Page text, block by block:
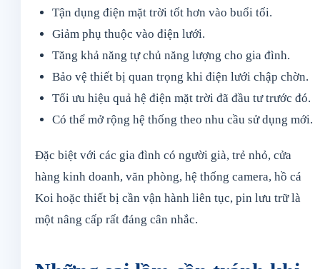
Tận dụng điện mặt trời tốt hơn vào buổi tối.
Giảm phụ thuộc vào điện lưới.
Tăng khả năng tự chủ năng lượng cho gia đình.
Bảo vệ thiết bị quan trọng khi điện lưới chập chờn.
Tối ưu hiệu quả hệ điện mặt trời đã đầu tư trước đó.
Có thể mở rộng hệ thống theo nhu cầu sử dụng mới.
Đặc biệt với các gia đình có người già, trẻ nhỏ, cửa
hàng kinh doanh, văn phòng, hệ thống camera, hồ cá
Koi hoặc thiết bị cần vận hành liên tục, pin lưu trữ là
một nâng cấp rất đáng cân nhắc.